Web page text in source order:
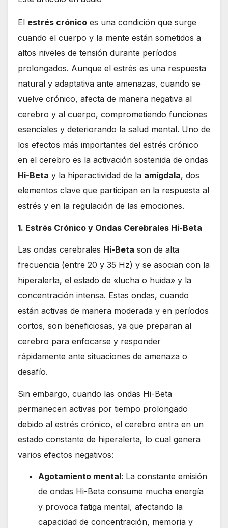
El estrés crónico es una condición que surge
cuando el cuerpo y la mente están sometidos a
altos niveles de tensión durante períodos
prolongados. Aunque el estrés es una respuesta
natural y adaptativa ante amenazas, cuando se
vuelve crónico, afecta de manera negativa al
cerebro y al cuerpo, comprometiendo funciones
esenciales y deteriorando la salud mental. Uno de
los efectos más importantes del estrés crónico
en el cerebro es la activación sostenida de ondas
Hi-Beta y la hiperactividad de la amígdala, dos
elementos clave que participan en la respuesta al
estrés y en la regulación de las emociones.
1. Estrés Crónico y Ondas Cerebrales Hi-Beta
Las ondas cerebrales Hi-Beta son de alta
frecuencia (entre 20 y 35 Hz) y se asocian con la
hiperalerta, el estado de «lucha o huida» y la
concentración intensa. Estas ondas, cuando
están activas de manera moderada y en períodos
cortos, son beneficiosas, ya que preparan al
cerebro para enfocarse y responder
rápidamente ante situaciones de amenaza o
desafío.
Sin embargo, cuando las ondas Hi-Beta
permanecen activas por tiempo prolongado
debido al estrés crónico, el cerebro entra en un
estado constante de hiperalerta, lo cual genera
varios efectos negativos:
Agotamiento mental: La constante emisión
de ondas Hi-Beta consume mucha energía
y provoca fatiga mental, afectando la
capacidad de concentración, memoria y